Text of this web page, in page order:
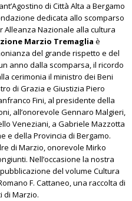
di Città Alta a Bergamo
dedicata allo scomparso
Alleanza Nazionale alla cultura
Marzio Tremaglia è
del grande rispetto e del
anno dalla scomparsa, il ricordo
cerimonia il ministro dei Beni
di Grazia e Giustizia Piero
Fini, al presidente della
all’onorevole Gennaro Malgieri,
Veneziani, a Gabriele Mazzotta
e della Provincia di Bergamo.
di Marzio, onorevole Mirko
Nell’occasione la nostra
del volume Cultura
F. Cattaneo, una raccolta di
di Marzio.